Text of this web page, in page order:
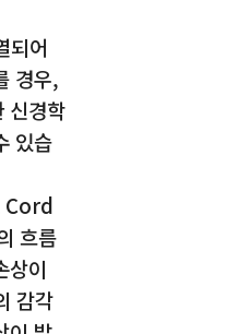
되어
경우,
신경학
있습
Cord
흐름
상이
감각